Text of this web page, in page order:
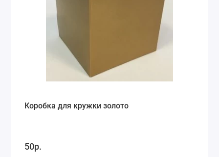
Коробка для кружки золото
50р.